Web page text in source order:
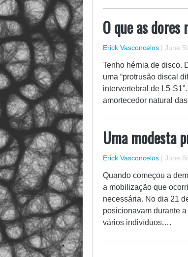
O que as
Erick Vasconcelos | June
Tenho hérnia de disco.
uma “protrusão discal
intervertebral de L5-
amortecedor natural
Uma modesta
Erick Vasconcelos | June
Quando começou a
a mobilização que
necessária. No dia 21
posicionavam durante
vários indivíduos,…